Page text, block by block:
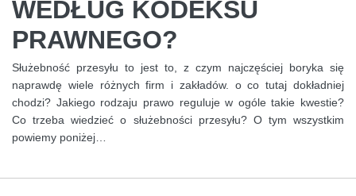
WEDŁUG KODEKSU
PRAWNEGO?
Służebność przesyłu to jest to, z czym najczęściej boryka się
naprawdę wiele różnych firm i zakładów. o co tutaj dokładniej
chodzi? Jakiego rodzaju prawo reguluje w ogóle takie kwestie?
Co trzeba wiedzieć o służebności przesyłu? O tym wszystkim
powiemy poniżej…